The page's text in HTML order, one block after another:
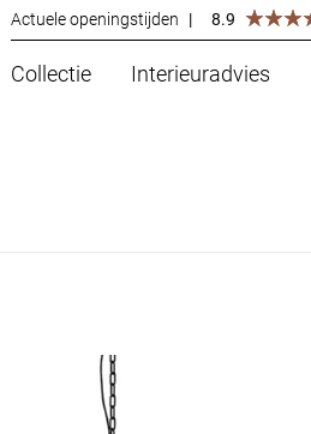
Actuele openingstijden | 8.9
Collectie Interieuradvies